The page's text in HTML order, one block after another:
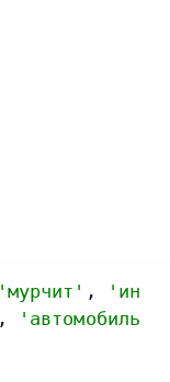
'мурчит' ,
'ин
,
'автомобиль